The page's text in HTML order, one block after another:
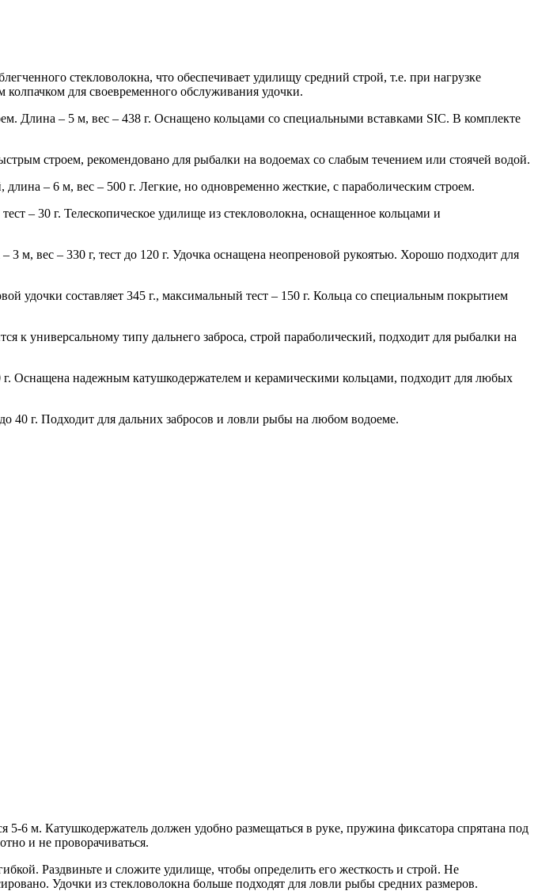
стекловолокна, что обеспечивает удилищу средний строй, т.е. при нагрузке
колпачком для своевременного обслуживания удочки.
Длина – 5 м, вес – 438 г. Оснащено кольцами со специальными вставками SIC. В комплекте
строем, рекомендовано для рыбалки на водоемах со слабым течением или стоячей водой.
– 6 м, вес – 500 г. Легкие, но одновременно жесткие, с параболическим строем.
– 30 г. Телескопическое удилище из стекловолокна, оснащенное кольцами и
м, вес – 330 г, тест до 120 г. Удочка оснащена неопреновой рукоятью. Хорошо подходит для
удочки составляет 345 г., максимальный тест – 150 г. Кольца со специальным покрытием
к универсальному типу дальнего заброса, строй параболический, подходит для рыбалки на
Оснащена надежным катушкодержателем и керамическими кольцами, подходит для любых
40 г. Подходит для дальних забросов и ловли рыбы на любом водоеме.
6 м. Катушкодержатель должен удобно размещаться в руке, пружина фиксатора спрятана под
и не проворачиваться.
Раздвиньте и сложите удилище, чтобы определить его жесткость и строй. Не
Удочки из стекловолокна больше подходят для ловли рыбы средних размеров.